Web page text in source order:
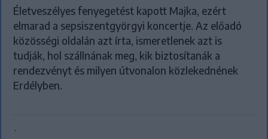
Életveszélyes fenyegetést kapott Majka, ezért
elmarad a sepsiszentgyörgyi koncertje. Az előadó
közösségi oldalán azt írta, ismeretlenek azt is
tudják, hol szállnának meg, kik biztosítanák a
rendezvényt és milyen útvonalon közlekednének
Erdélyben.
`